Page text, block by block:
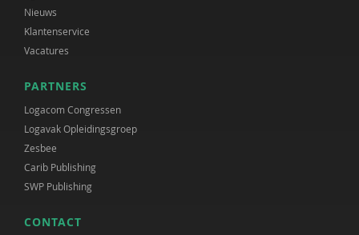
Nieuws
Klantenservice
Vacatures
PARTNERS
Logacom Congressen
Logavak Opleidingsgroep
Zesbee
Carib Publishing
SWP Publishing
CONTACT